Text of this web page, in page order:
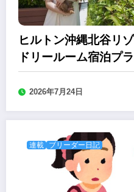
ヒルトン沖縄北谷リ
ドリールーム宿泊プ
2026年7月24日
連載 ブリーダー日記